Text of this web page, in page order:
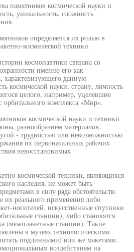
памятников космической науки и
уникальность, сложность
определяется их ролью в
космической техники.
космонавтики связана со
именно его как
характеризующего данную
космической науки, страну, личность
целого, например, уцелевшие
комплекса «Мир».
космической науки и техники
разнообразием материалов,
- трудностью или невозможностью
их первоначальных рабочих
невосстановимых
космической техники, являющихся
наследия, не может быть
в силу ряда обстоятельств:
их реального применения либо
носителей, искусственные спутники
станции), либо становятся
(межпланетные станции). Такие
в музеях технологическими
подлинными) или же макетами.
воздействием на